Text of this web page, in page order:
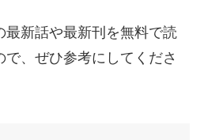
最新話や最新刊を無料で読
、ぜひ参考にしてくださ